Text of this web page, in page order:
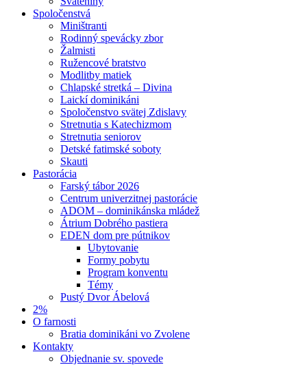
Spoločenstvá
Miništranti
Rodinný spevácky zbor
Žalmisti
Ružencové bratstvo
Modlitby matiek
Chlapské stretká – Divina
Laickí dominikáni
Spoločenstvo svätej Zdislavy
Stretnutia s Katechizmom
Stretnutia seniorov
Detské fatimské soboty
Skauti
Pastorácia
Farský tábor 2026
Centrum univerzitnej pastorácie
ADOM – dominikánska mládež
Átrium Dobrého pastiera
EDEN dom pre pútnikov
Ubytovanie
Formy pobytu
Program konventu
Témy
Pustý Dvor Ábelová
2%
O farnosti
Bratia dominikáni vo Zvolene
Kontakty
Objednanie sv. spovede